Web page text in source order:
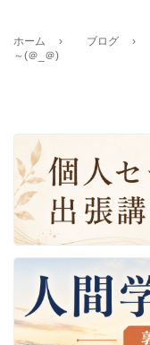
ホーム › ブログ ›
～(＠_＠)